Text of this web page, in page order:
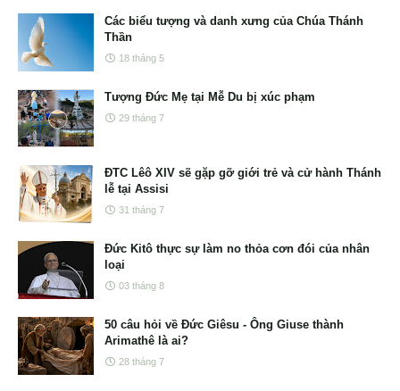
Các biểu tượng và danh xưng của Chúa Thánh
Thần
18 tháng 5
Tượng Đức Mẹ tại Mễ Du bị xúc phạm
29 tháng 7
ĐTC Lêô XIV sẽ gặp gỡ giới trẻ và cử hành Thánh
lễ tại Assisi
31 tháng 7
Đức Kitô thực sự làm no thỏa cơn đói của nhân
loại
03 tháng 8
50 câu hỏi về Đức Giêsu - Ông Giuse thành
Arimathê là ai?
28 tháng 7